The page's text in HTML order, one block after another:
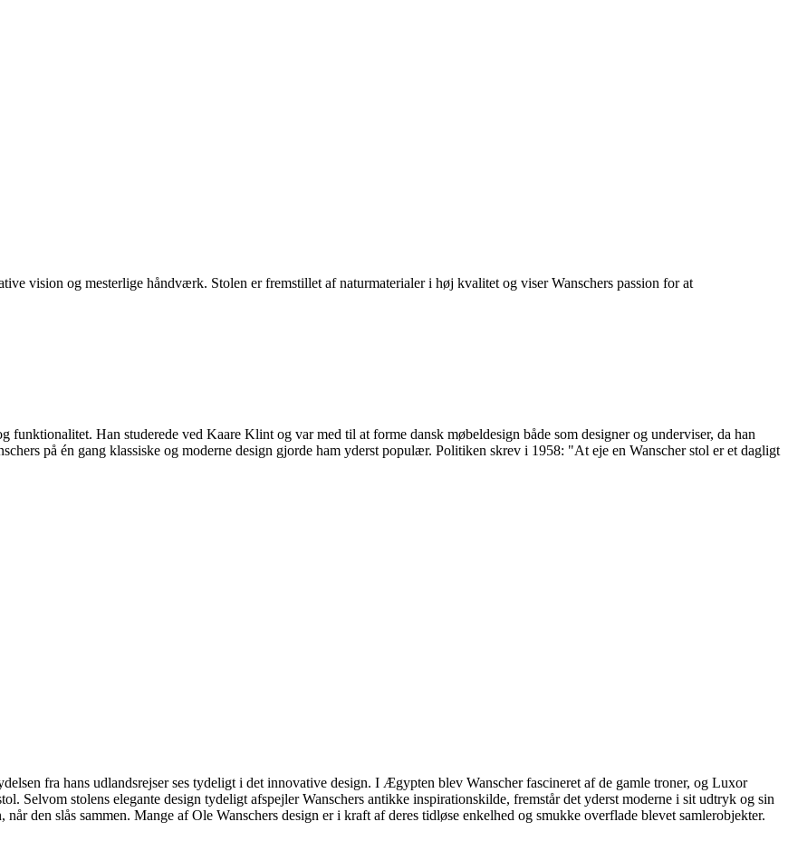
vision og mesterlige håndværk. Stolen er fremstillet af naturmaterialer i høj kvalitet og viser Wanschers passion for at
funktionalitet. Han studerede ved Kaare Klint og var med til at forme dansk møbeldesign både som designer og underviser, da han
på én gang klassiske og moderne design gjorde ham yderst populær. Politiken skrev i 1958: "At eje en Wanscher stol er et dagligt
fra hans udlandsrejser ses tydeligt i det innovative design. I Ægypten blev Wanscher fascineret af de gamle troner, og Luxor
Selvom stolens elegante design tydeligt afspejler Wanschers antikke inspirationskilde, fremstår det yderst moderne i sit udtryk og sin
den slås sammen. Mange af Ole Wanschers design er i kraft af deres tidløse enkelhed og smukke overflade blevet samlerobjekter.